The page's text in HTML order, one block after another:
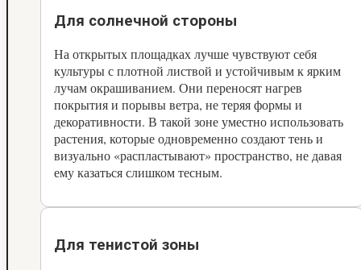
Для солнечной стороны
На открытых площадках лучше чувствуют себя
культуры с плотной листвой и устойчивым к ярким
лучам окрашиванием. Они переносят нагрев
покрытия и порывы ветра, не теряя формы и
декоративности. В такой зоне уместно использовать
растения, которые одновременно создают тень и
визуально «распластывают» пространство, не давая
ему казаться слишком тесным.
Для тенистой зоны